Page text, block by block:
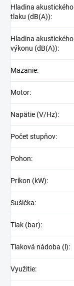
Hladina akustického
tlaku (dB(A)):
Hladina akustického
výkonu (dB(A)):
Mazanie:
Motor:
Napätie (V/Hz):
Počet stupňov:
Pohon:
Príkon (kW):
Sušička:
Tlak (bar):
Tlaková nádoba (l):
Využitie: